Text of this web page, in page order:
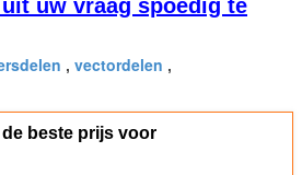
uw vraag spoedig te
, vectordelen ,
de beste prijs voor